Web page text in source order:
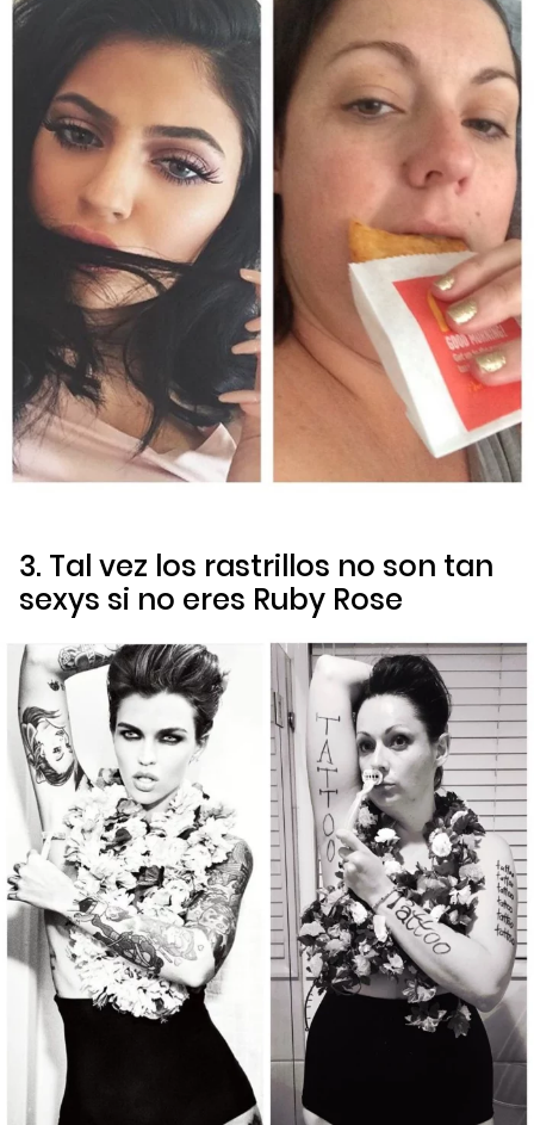
3. Tal vez los rastrillos no son tan
sexys si no eres Ruby Rose